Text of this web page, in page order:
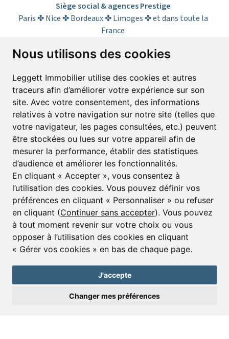
Nous utilisons des cookies
Leggett Immobilier utilise des cookies et autres
traceurs afin d’améliorer votre expérience sur son
site. Avec votre consentement, des informations
relatives à votre navigation sur notre site (telles que
votre navigateur, les pages consultées, etc.) peuvent
être stockées ou lues sur votre appareil afin de
mesurer la performance, établir des statistiques
d’audience et améliorer les fonctionnalités.
En cliquant « Accepter », vous consentez à
l’utilisation des cookies. Vous pouvez définir vos
préférences en cliquant « Personnaliser » ou refuser
en cliquant (Continuer sans accepter). Vous pouvez
à tout moment revenir sur votre choix ou vous
opposer à l’utilisation des cookies en cliquant
« Gérer vos cookies » en bas de chaque page.
J'accepte
Changer mes préférences
Envoyer une demande
Siège social & agences Prestige
Paris ✤ Nice ✤ Bordeaux ✤ Limoges ✤ et dans toute la
France
S’abonner à la lettre d’informations
Prénom* Nom*
E-mail*
J’accepte de recevoir alertes et lettres d’informations
S'inscrire
© Copyright 2025 Leggett Immobilier -mentions légales
Transactions sur Immeubles et Fonds de Commerce S.A.R.L au Capital
208 délivrée par la CCI de la Dordogne. Adhérent N° 23 420 G à la Caisse